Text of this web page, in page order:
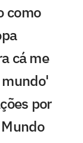
como
cá me
por